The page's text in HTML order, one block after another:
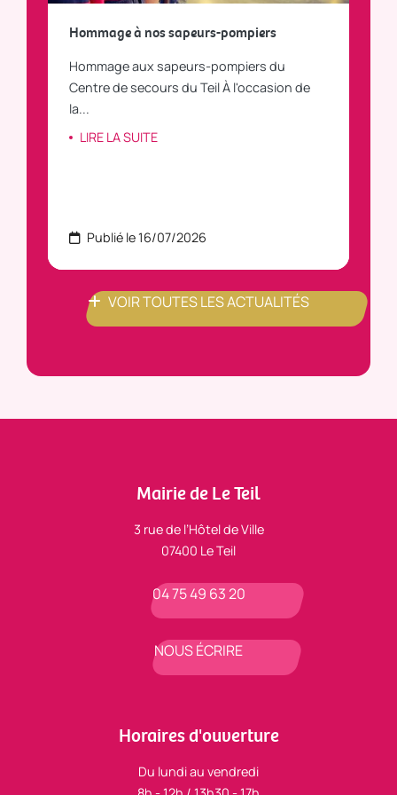
Hommage à nos sapeurs-pompiers
Hommage aux sapeurs-pompiers du
Centre de secours du Teil À l'occasion de
la...
LIRE LA SUITE
Publié le 16/07/2026
VOIR TOUTES LES ACTUALITÉS
Mairie de Le Teil
3 rue de l’Hôtel de Ville
07400 Le Teil
04 75 49 63 20
NOUS ÉCRIRE
Horaires d'ouverture
Du lundi au vendredi